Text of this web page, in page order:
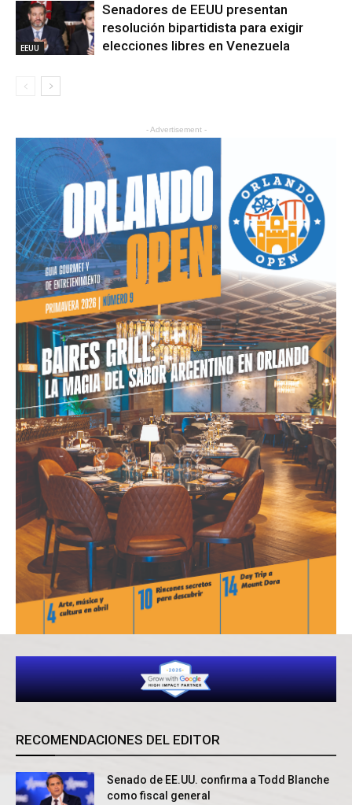
EEUU
Senadores de EEUU presentan
resolución bipartidista para exigir
elecciones libres en Venezuela
- Advertisement -
RECOMENDACIONES DEL EDITOR
Senado de EE.UU. confirma a Todd Blanche
como fiscal general